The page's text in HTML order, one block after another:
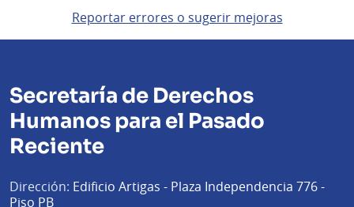
Reportar errores o sugerir mejoras
Secretaría de Derechos
Humanos para el Pasado
Reciente
Dirección: Edificio Artigas - Plaza Independencia 776 -
Piso PB